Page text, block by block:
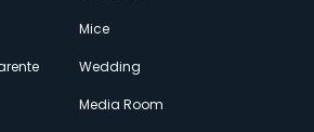
Mice
Wedding
Media Room